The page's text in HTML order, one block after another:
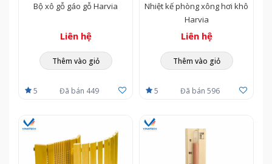
Bộ xô gỗ gáo gỗ Harvia
Liên hệ
Thêm vào giỏ
5 Đã bán 449
Nhiệt kế phòng xông hơi khô
Harvia
Liên hệ
Thêm vào giỏ
5 Đã bán 596